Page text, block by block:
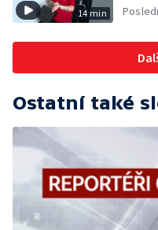
14 min
Ostatní také